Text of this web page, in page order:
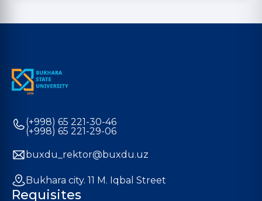
(+998) 65 221-30-46
(+998) 65 221-29-06
buxdu_rektor@buxdu.uz
Bukhara city. 11 M. Iqbal Street
Requisites